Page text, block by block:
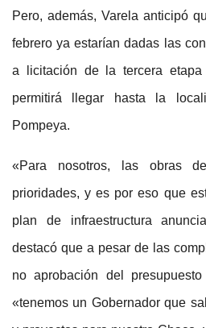
Pero, además, Varela anticipó
febrero ya estarían dadas las
a licitación de la tercera
permitirá llegar hasta la
Pompeya.
«Para nosotros, las obras
prioridades, y es por eso que
plan de infraestructura
destacó que a pesar de las
no aprobación del
«tenemos un Gobernador que